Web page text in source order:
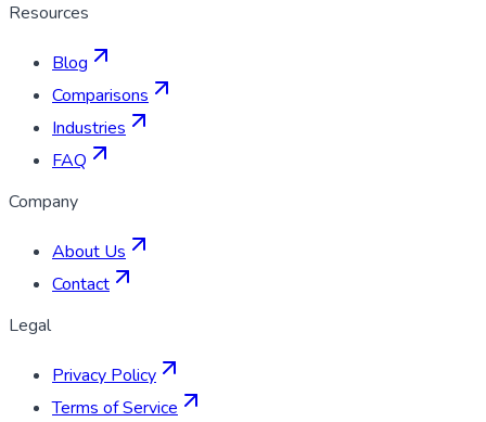
Resources
Blog
Comparisons
Industries
FAQ
Company
About Us
Contact
Legal
Privacy Policy
Terms of Service